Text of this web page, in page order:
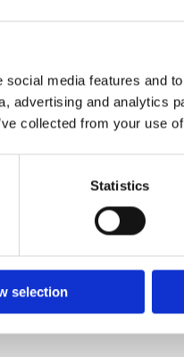
media features and
advertising and analytics
collected from your use
Statistics
selection